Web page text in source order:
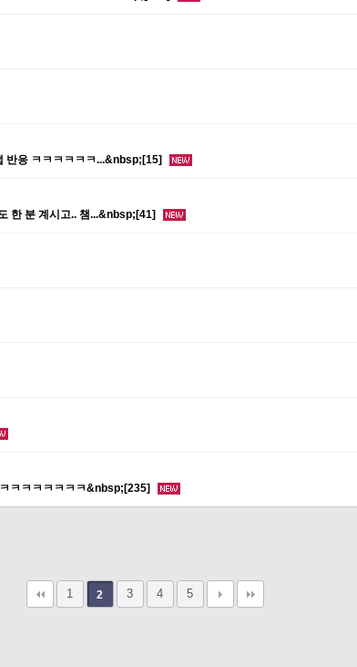
반응 ㅋㅋㅋㅋㅋㅋ...&nbsp;[15]
한 분 계시고.. 챔...&nbsp;[41]
ㅋㅋㅋㅋㅋㅋㅋ&nbsp;[235]
1 2 3 4 5